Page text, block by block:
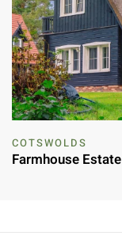
COTSWOLDS
Farmhouse Estate